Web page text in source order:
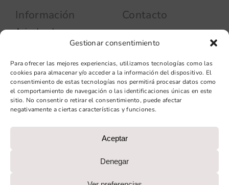
Gestionar consentimiento
Para ofrecer las mejores experiencias, utilizamos tecnologías como las
cookies para almacenar y/o acceder a la información del dispositivo. El
consentimiento de estas tecnologías nos permitirá procesar datos como
el comportamiento de navegación o las identificaciones únicas en este
sitio. No consentir o retirar el consentimiento, puede afectar
negativamente a ciertas características y funciones.
Aceptar
Denegar
Información
Aviso legal
Política de privacidad
cookies
Condiciones de venta
Condiciones generales de
contratación
Diseño web: qualitystudio
Contacto
08037 – Barcelona
+34 93 706 51 69
hello@vinilook.net
NEXT GENERATION (EU) DEL MECANISMO DE
RECUPERACIÓN Y RESILIENCIA